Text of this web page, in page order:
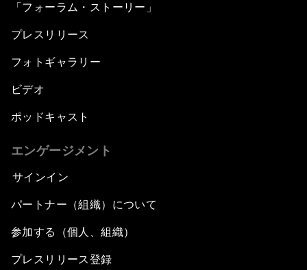
「フォーラム・ストーリー」
プレスリリース
フォトギャラリー
ビデオ
ポッドキャスト
エンゲージメント
サインイン
パートナー（組織）について
参加する（個人、組織）
プレスリリース登録